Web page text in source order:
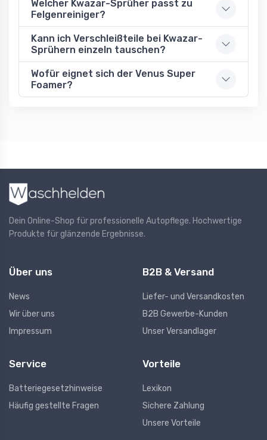
Welcher Kwazar-Sprüher passt zu
Felgenreiniger?
Kann ich Verschleißteile bei Kwazar-
Sprühern einzeln tauschen?
Wofür eignet sich der Venus Super
Foamer?
Dein Online-Shop für professionelle Autopflege. Hochwertige
Produkte für glänzende Ergebnisse.
Über uns
News
Wir über uns
Impressum
B2B & Versand
Liefer- und Versandkosten
B2B Gewerbe-Kunden
Unser Versandlager
Service
Batteriegesetzhinweise
Häufig gestellte Fragen
Vorteile
Lexikon
Sichere Zahlung
Unsere Vorteile